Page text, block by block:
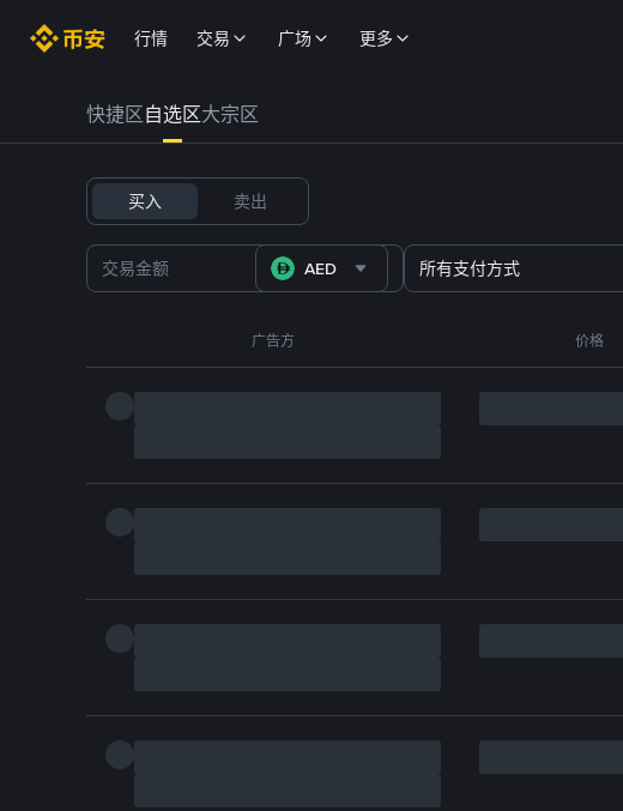
行情 交易 广场 更多
快捷区自选区大宗区
买入 卖出
AED 所有支付方式
广告方 价格